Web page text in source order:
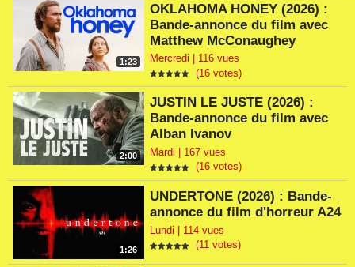
1:23
OKLAHOMA HONEY (2026) :
Bande-annonce du film avec
Matthew McConaughey
Mercredi | 116 vues
(16 votes)
2:00
JUSTIN LE JUSTE (2026) :
Bande-annonce du film avec
Alban Ivanov
Mardi | 167 vues
(16 votes)
1:26
UNDERTONE (2026) : Bande-
annonce du film d'horreur A24
Lundi | 114 vues
(11 votes)